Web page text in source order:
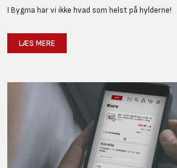
I Bygma har vi ikke hvad som helst på hylderne!
LÆS MERE